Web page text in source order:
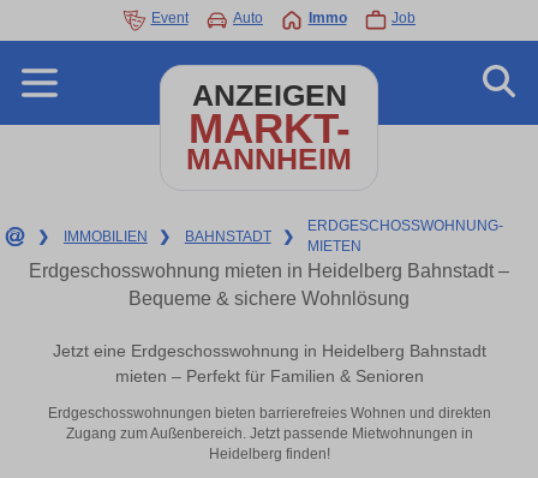
Event Auto Immo Job
ANZEIGEN
MARKT-
MANNHEIM
❯ IMMOBILIEN ❯ BAHNSTADT ❯
ERDGESCHOSSWOHNUNG-
MIETEN
Erdgeschosswohnung mieten in Heidelberg Bahnstadt –
Bequeme & sichere Wohnlösung
Jetzt eine Erdgeschosswohnung in Heidelberg Bahnstadt
mieten – Perfekt für Familien & Senioren
Erdgeschosswohnungen bieten barrierefreies Wohnen und direkten
Zugang zum Außenbereich. Jetzt passende Mietwohnungen in
Heidelberg finden!